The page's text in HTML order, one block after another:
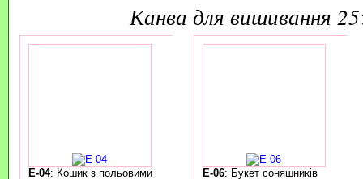
канва для вишивання
E-04: Кошик з польовими
E-06: Букет соняшників